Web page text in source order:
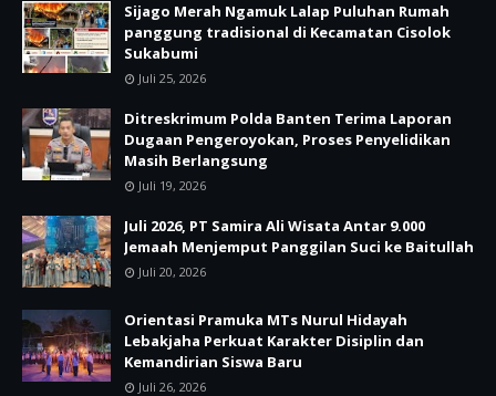
Sijago Merah Ngamuk Lalap Puluhan Rumah
panggung tradisional di Kecamatan Cisolok
Sukabumi
Juli 25, 2026
Ditreskrimum Polda Banten Terima Laporan
Dugaan Pengeroyokan, Proses Penyelidikan
Masih Berlangsung
Juli 19, 2026
Juli 2026, PT Samira Ali Wisata Antar 9.000
Jemaah Menjemput Panggilan Suci ke Baitullah
Juli 20, 2026
Orientasi Pramuka MTs Nurul Hidayah
Lebakjaha Perkuat Karakter Disiplin dan
Kemandirian Siswa Baru
Juli 26, 2026